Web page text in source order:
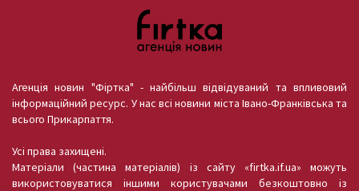
Агенція новин "Фіртка" - найбільш відвідуваний та впливовий
інформаційний ресурс. У нас всі новини міста Івано-Франківська та
всього Прикарпаття.
Усі права захищені.
Матеріали (частина матеріалів) із сайту «firtka.if.ua» можуть
використовуватися іншими користувачами безкоштовно із